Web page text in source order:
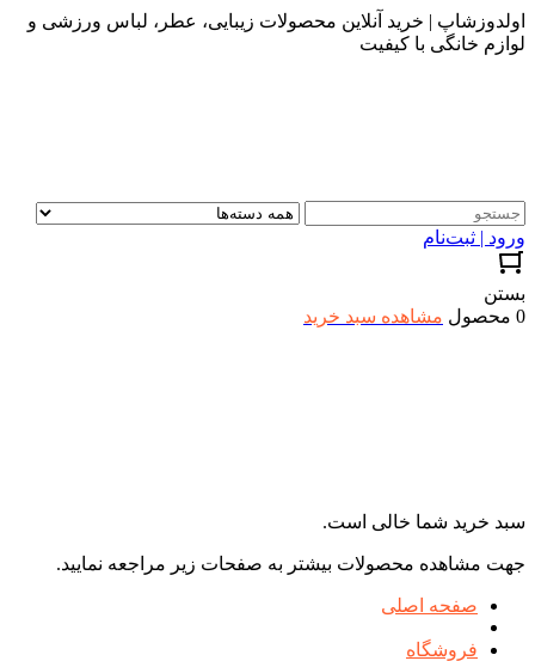
اولدوزشاپ | خرید آنلاین محصولات زیبایی، عطر، لباس ورزشی و
لوازم خانگی با کیفیت
ورود | ثبت‌نام
بستن
0 محصول
مشاهده سبد خرید
سبد خرید شما خالی است.
جهت مشاهده محصولات بیشتر به صفحات زیر مراجعه نمایید.
صفحه اصلی
فروشگاه